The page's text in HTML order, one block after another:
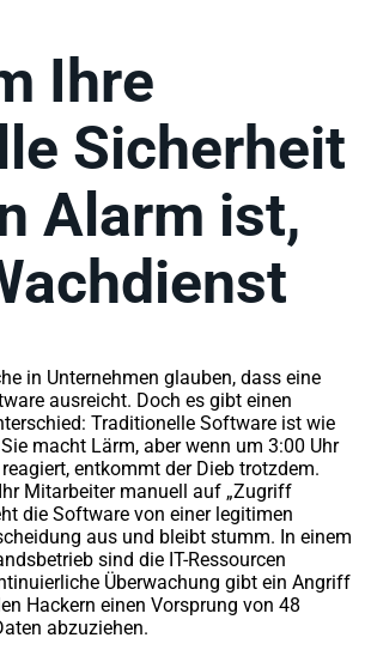
Ihre
Sicherheit
Alarm ist,
in Unternehmen glauben, dass eine
ausreicht. Doch es gibt einen
Traditionelle Software ist wie
macht Lärm, aber wenn um 3:00 Uhr
entkommt der Dieb trotzdem.
Mitarbeiter manuell auf „Zugriff
die Software von einer legitimen
aus und bleibt stumm. In einem
sind die IT-Ressourcen
Überwachung gibt ein Angriff
Hackern einen Vorsprung von 48
abzuziehen.